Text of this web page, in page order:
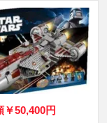
￥50,400円